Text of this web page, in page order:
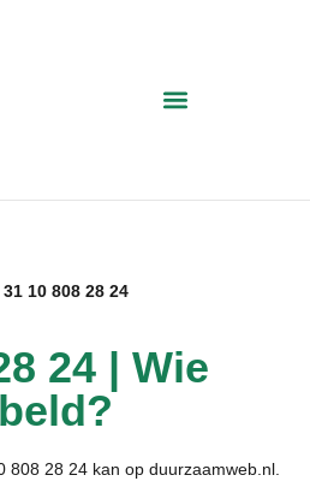
31 10 808 28 24
24 | Wie
808 28 24 kan op duurzaamweb.nl.